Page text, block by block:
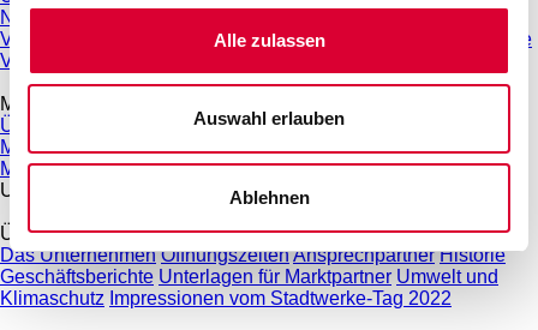
Alle zulassen
Auswahl erlauben
Ablehnen
Netzanschlüsse
Verbrauchseinrichtungen § 14a EnWG
Service für Installateure
Veröffentlichungspflichten
Messwesen
Übersicht Messwesen
Smart Meter Konventioneller
Messstellenbetreiber Grundzuständiger Messstellenbetreiber
Messstellenzugang
Unternehmen
Über uns
Das Unternehmen ÖffnungszeitenAnsprechpartner Historie
Geschäftsberichte Unterlagen für Marktpartner Umwelt und
Klimaschutz Impressionen vom Stadtwerke-Tag 2022